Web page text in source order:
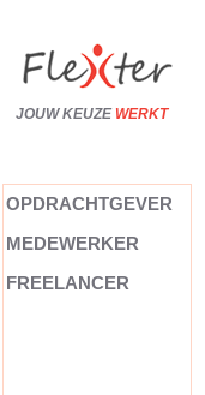
JOUW KEUZE WERKT
OPDRACHTGEVER
MEDEWERKER
FREELANCER